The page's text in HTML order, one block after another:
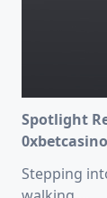
Spotlight
Stepping